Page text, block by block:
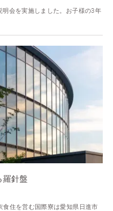
会を実施しました。お子様の3年
羅針盤
食住を営む国際寮は愛知県日進市